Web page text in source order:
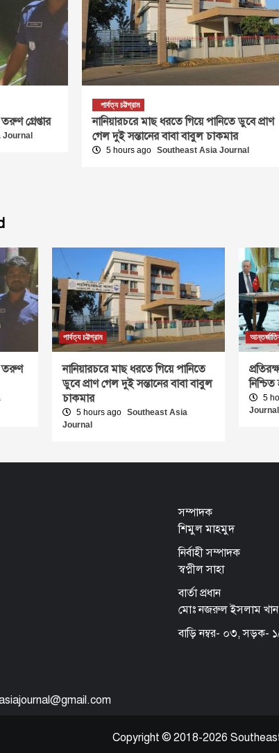
গ্রেপ্তার
Journal
পার্বত্য চট্টগ্রাম
নানিয়ারচরে মাছ ধরতে গিয়ে পানিতে ডুবে প্রাণ
গেল দুই সন্তানের বাবা বাবুল চাকমার
5 hours ago Southeast Asia Journal
তরুণ
পার্বত্য চট্টগ্রাম
নানিয়ারচরে মাছ ধরতে গিয়ে পানিতে
ডুবে প্রাণ গেল দুই সন্তানের বাবা বাবুল
চাকমার
5 hours ago Southeast Asia
Journal
5
Journal
সম্পাদক
শিমুল মাহমুদ
নির্বাহী সম্পাদক
স্বপ্নীল সাহা
বার্তা প্রধান
মোঃ নজরুল ইসলাম খান
বাড়ি নম্বর- ০৩, সড়ক-
Copyright © 2018-2026